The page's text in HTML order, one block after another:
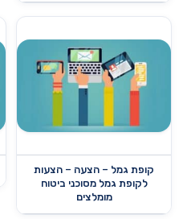
קופת גמל – הצעה – הצעות
לקופת גמל מסוכני ביטוח
מומלצים